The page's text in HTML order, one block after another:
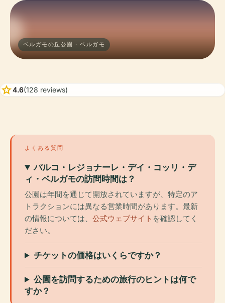
ベルガモの丘公園 · ベルガモ
star4.6(128 reviews)
よくある質問
パルコ・レジョナーレ・デイ・コッリ・デ
ィ・ベルガモの訪問時間は？
公園は年間を通じて開放されていますが、特定のア
トラクションには異なる営業時間があります。最新
の情報については、 公式ウェブサイト を確認してく
ださい。
チケットの価格はいくらですか？
公園を訪問するための旅行のヒントは何で
すか？